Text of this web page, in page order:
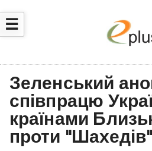
☰
Зеленський
співпрацю
країнами
проти "Шахедів"